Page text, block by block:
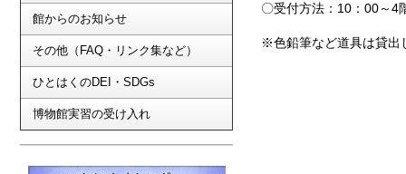
館からのお知らせ
その他（FAQ・リンク集など）
ひとはくのDEI・SDGs
博物館実習の受け入れ
〇受付方法：10：00～4
※色鉛筆など道具は貸出